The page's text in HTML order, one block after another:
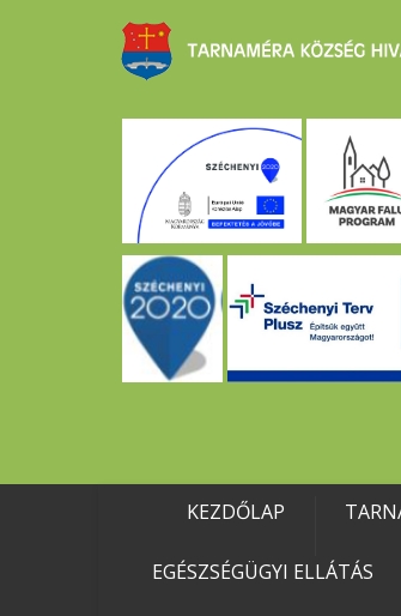
KEZDŐLAP
EGÉSZSÉGÜGYI ELLÁTÁS